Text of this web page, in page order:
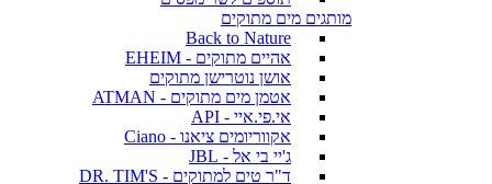
מותגים מים מתוקים
Back to Nature
אהיים מתוקים - EHEIM
אושן נוטרישן מתוקים
אטמן מים מתוקים - ATMAN
אי.פי.איי - API
אקווריומים ציאנו - Ciano
ג'יי בי אל - JBL
ד"ר טים למתוקים - DR. TIM'S